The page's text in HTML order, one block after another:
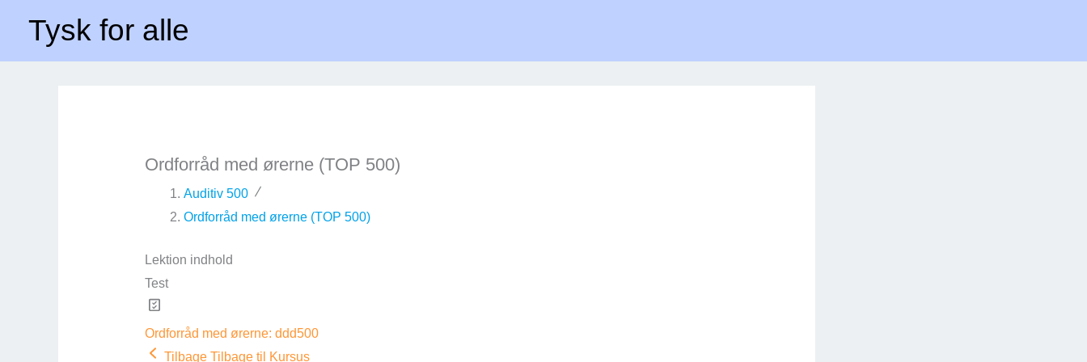
Tysk for alle
Forside Ordforråd med ørerne (TOP 500)
Ordforråd med ørerne (TOP 500)
Auditiv 500
Ordforråd med ørerne (TOP 500)
Lektion indhold
Test
Ordforråd med ørerne: ddd500
Tilbage Tilbage til Kursus